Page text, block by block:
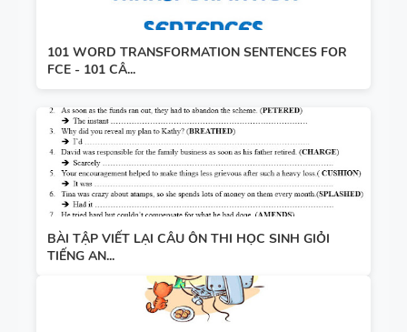
101 WORD TRANSFORMATION SENTENCES FOR
FCE - 101 CÂ...
BÀI TẬP VIẾT LẠI CÂU ÔN THI HỌC SINH GIỎI
TIẾNG AN...